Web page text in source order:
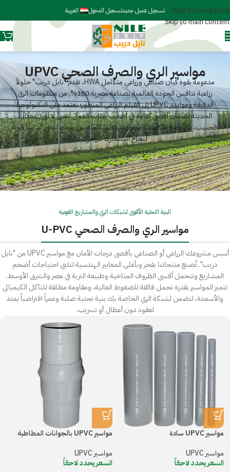
Skip to navigation
Skip to main content
تسجيل عميل جديدتسجيل الدخول العربية
مواسير الري والصرف الصحي UPVC
مدعومة بقوة كيان صناعي وزراعي متكاملHWA، تقدم "نايل دريب" حلولاً
زراعية تنافس الجودة العالمية بصناعة مصرية 100%. من منظومات الري
الدقيقة ومواسير UPVC إلى الفيلم الزراعي المتطور؛ نعتمد على التكنولوجيا
الحديثة لضمان أقصى كفاءة في أصعب بيئات العمل. نحن لا نورد معدات
فحسب، بل نضع إمكانيات مجموعتنا المتكاملة بين يديك لنبني أساساً قوياً
لنجاح استثمارك الزراعي.
أنشئ مشروعك (تسليم مفتاح)
البنية التحتية الأقوى لشبكات الري والمشاريع القومية
مواسير الري والصرف الصحي U-PVC
أسس مشروعك الزراعي أو الصناعي بأقصى درجات الأمان مع مواسير UPVC من "نايل
دريب". تُصنع منتجاتنا بفخر وبأعلى المعايير الهندسية لتلبي احتياجات أضخم
المشاريع وتتحمل أقسى الظروف المناخية وطبيعة التربة في مصر والشرق الأوسط.
تتميز المواسير بقدرة تحمل فائقة للضغوط العالية، ومقاومة مطلقة للتآكل الكيميائي
والأسمدة، لتضمن لشبكة الري الخاصة بك بنية تحتية صلبة وعمراً افتراضياً يمتد
لعقود دون أعطال أو تسريب.
مواسير UPVC سادة
مواسير UPVC
السعر يحدد لاحقاً
مواسير UPVC بالجوانات المطاطية
مواسير UPVC
السعر يحدد لاحقاً